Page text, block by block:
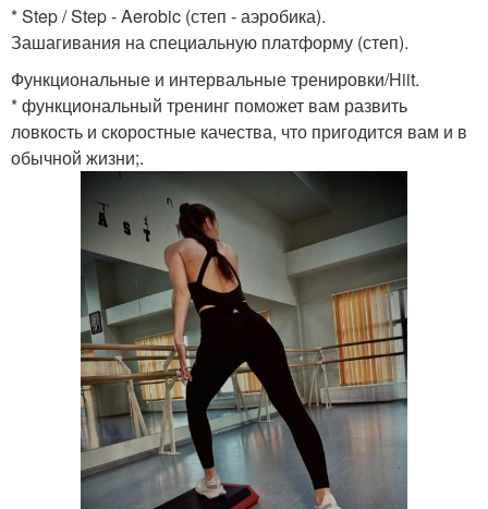
* Step / Step - Aerobic (степ - аэробика).
Зашагивания на специальную платформу (степ).
Функциональные и интервальные тренировки/Hiit.
* функциональный тренинг поможет вам развить
ловкость и скоростные качества, что пригодится вам и в
обычной жизни;.